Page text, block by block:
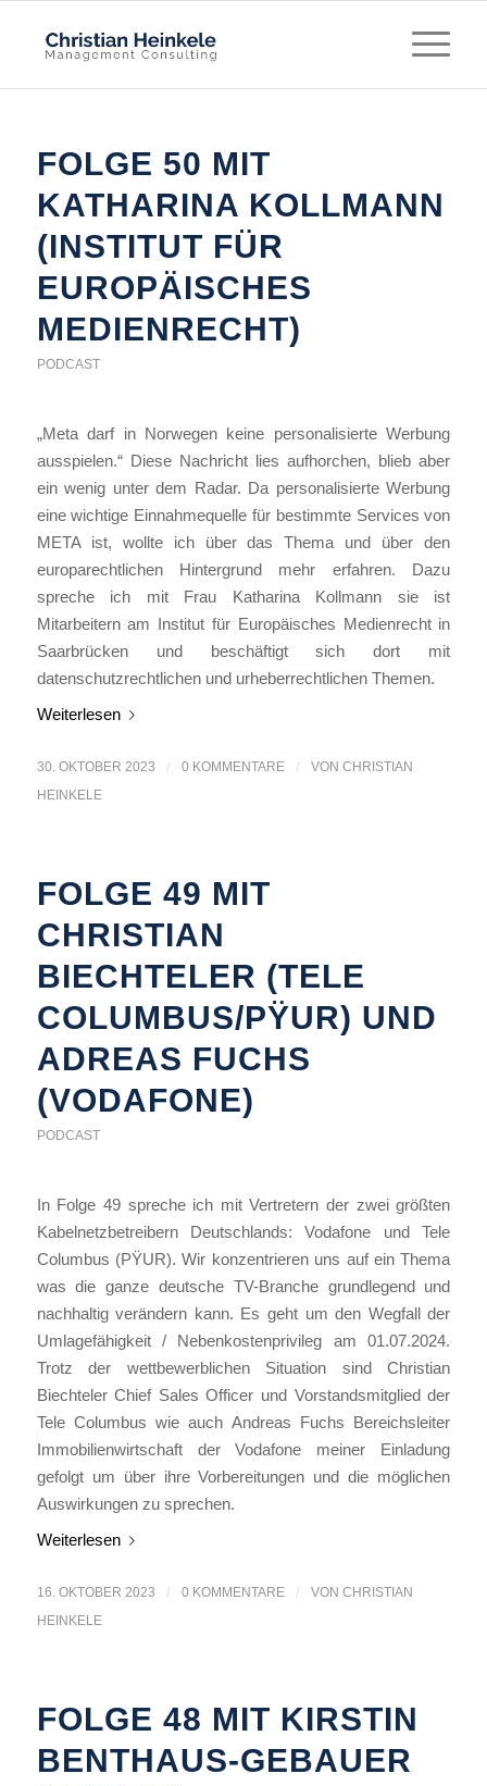
FOLGE 50 MIT
KATHARINA KOLLMANN
(INSTITUT FÜR
EUROPÄISCHES
MEDIENRECHT)
PODCAST
„Meta darf in Norwegen keine personalisierte Werbung
ausspielen.“ Diese Nachricht lies aufhorchen, blieb aber
ein wenig unter dem Radar. Da personalisierte Werbung
eine wichtige Einnahmequelle für bestimmte Services von
META ist, wollte ich über das Thema und über den
europarechtlichen Hintergrund mehr erfahren. Dazu
spreche ich mit Frau Katharina Kollmann sie ist
Mitarbeitern am Institut für Europäisches Medienrecht in
Saarbrücken und beschäftigt sich dort mit
datenschutzrechtlichen und urheberrechtlichen Themen.
Weiterlesen
30. OKTOBER 2023 / 0 KOMMENTARE / VON CHRISTIAN
HEINKELE
FOLGE 49 MIT
CHRISTIAN
BIECHTELER (TELE
COLUMBUS/PŸUR) UND
ADREAS FUCHS
(VODAFONE)
PODCAST
In Folge 49 spreche ich mit Vertretern der zwei größten
Kabelnetzbetreibern Deutschlands: Vodafone und Tele
Columbus (PŸUR). Wir konzentrieren uns auf ein Thema
was die ganze deutsche TV-Branche grundlegend und
nachhaltig verändern kann. Es geht um den Wegfall der
Umlagefähigkeit / Nebenkostenprivileg am 01.07.2024.
Trotz der wettbewerblichen Situation sind Christian
Biechteler Chief Sales Officer und Vorstandsmitglied der
Tele Columbus wie auch Andreas Fuchs Bereichsleiter
Immobilienwirtschaft der Vodafone meiner Einladung
gefolgt um über ihre Vorbereitungen und die möglichen
Auswirkungen zu sprechen.
Weiterlesen
16. OKTOBER 2023 / 0 KOMMENTARE / VON CHRISTIAN
HEINKELE
FOLGE 48 MIT KIRSTIN
BENTHAUS-GEBAUER